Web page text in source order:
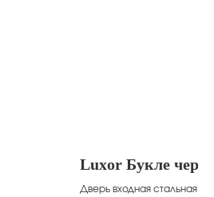
Luxor Букле
Дверь входная стальная